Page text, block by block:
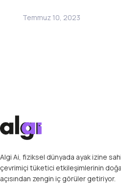
Temmuz 10, 2023
Algi Ai, fiziksel dünyada ayak izine
çevrimiçi tüketici etkileşimlerinin
açısından zengin iç görüler getiriyor.